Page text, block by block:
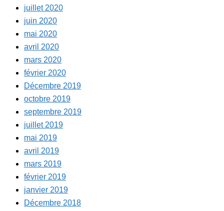
juillet 2020
juin 2020
mai 2020
avril 2020
mars 2020
février 2020
Décembre 2019
octobre 2019
septembre 2019
juillet 2019
mai 2019
avril 2019
mars 2019
février 2019
janvier 2019
Décembre 2018